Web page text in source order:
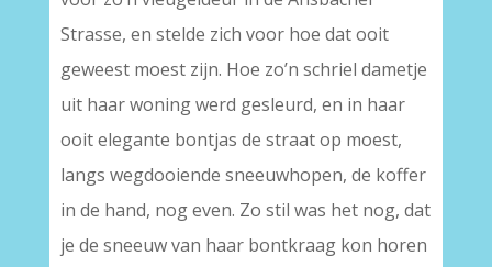
Strasse, en stelde zich voor hoe dat ooit
geweest moest zijn. Hoe zo’n schriel dametje
uit haar woning werd gesleurd, en in haar
ooit elegante bontjas de straat op moest,
langs wegdooiende sneeuwhopen, de koffer
in de hand, nog even. Zo stil was het nog, dat
je de sneeuw van haar bontkraag kon horen